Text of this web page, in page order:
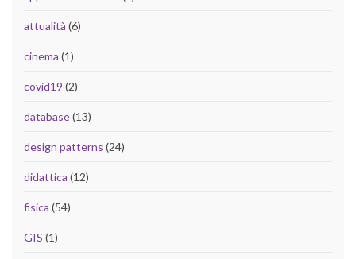
attualità (6)
cinema (1)
covid19 (2)
database(13)
design patterns (24)
didattica (12)
fisica (54)
GIS (1)